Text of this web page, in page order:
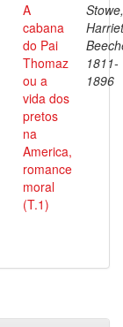
A
cabana
do Pai
Thomaz
ou a
vida dos
pretos
na
America,
romance
moral
(T.1)
Stowe,
Harriet
1811-
1896